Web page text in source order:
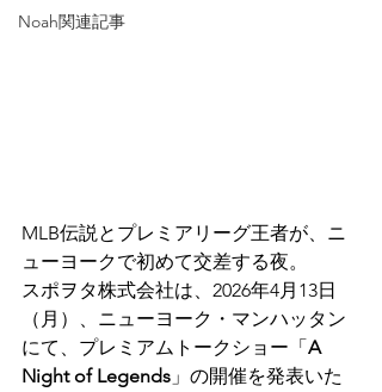
Noah関連記事
MLB伝説とプレミアリーグ王者が、ニ
ューヨークで初めて交差する夜。
スポヲタ株式会社は、2026年4月13日
（月）、ニューヨーク・マンハッタン
にて、プレミアムトークショー「A
Night of Legends 」の開催を発表いた